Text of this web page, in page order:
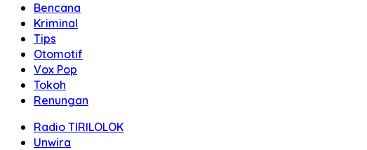
Bencana
Kriminal
Tips
Otomotif
Vox Pop
Tokoh
Renungan
Radio TIRILOLOK
Unwira